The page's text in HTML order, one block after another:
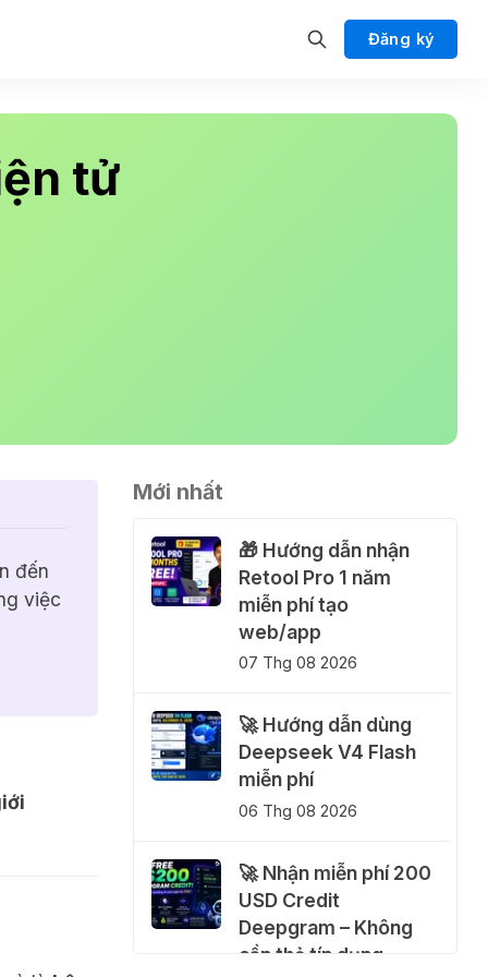
Đăng ký
tử
đến
việc
Mới nhất
🎁 Hướng dẫn nhận
Retool Pro 1 năm
miễn phí tạo
web/app
07 Thg 08 2026
🚀 Hướng dẫn dùng
Deepseek V4 Flash
miễn phí
06 Thg 08 2026
🚀 Nhận miễn phí 200
USD Credit
Deepgram – Không
cần thẻ tín dụng